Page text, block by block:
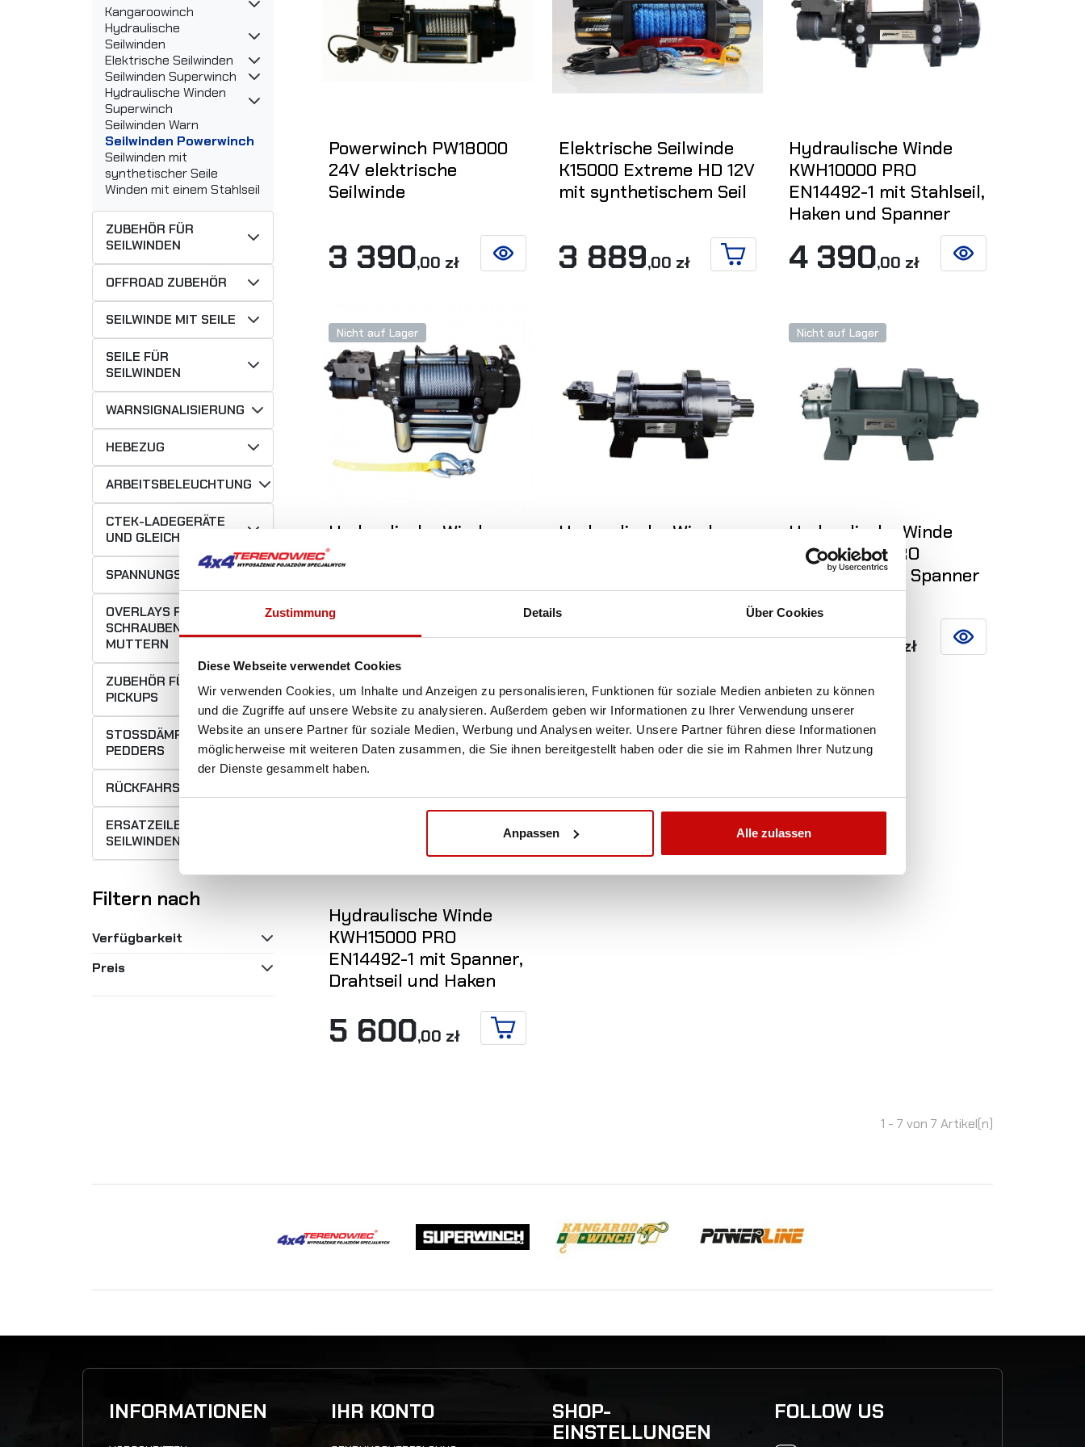
Zustimmung Details Über Cookies
Diese Webseite verwendet Cookies
Wir verwenden Cookies, um Inhalte und Anzeigen zu personalisieren, Funktionen für soziale Medien anbieten zu können
und die Zugriffe auf unsere Website zu analysieren. Außerdem geben wir Informationen zu Ihrer Verwendung unserer
Website an unsere Partner für soziale Medien, Werbung und Analysen weiter. Unsere Partner führen diese Informationen
möglicherweise mit weiteren Daten zusammen, die Sie ihnen bereitgestellt haben oder die sie im Rahmen Ihrer Nutzung
der Dienste gesammelt haben.
Anpassen Alle zulassen
Kangaroowinch
Hydraulische
Seilwinden
Elektrische Seilwinden
Seilwinden Superwinch
Hydraulische Winden
Superwinch
Seilwinden Warn
Seilwinden Powerwinch
Seilwinden mit
synthetischer Seile
Winden mit einem Stahlseil
ZUBEHÖR FÜR
SEILWINDEN
OFFROAD ZUBEHÖR
SEILWINDE MIT SEILE
SEILE FÜR
SEILWINDEN
WARNSIGNALISIERUNG
HEBEZUG
ARBEITSBELEUCHTUNG
CTEK-LADEGERÄTE
UND GLEICHRICHTER
SPANNUNGSMANAGEMENTSYSTEM
OVERLAYS FÜR
SCHRAUBEN UND
MUTTERN
ZUBEHÖR FÜR
PICKUPS
STOSSDÄMPFER P
EDDERS
RÜCKFAHRSENSOR
ERSATZEILE FÜR
SEILWINDEN
Filtern nach
Verfügbarkeit
Preis
Powerwinch PW18000
24V elektrische
Seilwinde
3 390,00 zł SIEHE DETAILS
Elektrische Seilwinde
K15000 Extreme HD 12V
mit synthetischem Seil
3 889,00 zł
IN DEN WARENKORB
Hydraulische Winde
KWH10000 PRO
EN14492-1 mit Stahlseil,
Haken und Spanner
4 390,00 zł SIEHE DETAILS
Nicht auf Lager
Hydraulische Winde
KWH8000 PRO
Haken und Spanner
4 100
Hydraulische Winde
15 265
Nicht auf Lager
Hydraulische Winde
PWH20000 PRO
EN14492-1 mit Spanner
11 772 ,00 zł SIEHE DETAILS
Hydraulische Winde
KWH15000 PRO
EN14492-1 mit Spanner,
Drahtseil und Haken
5 600,00 zł
IN DEN WARENKORB
1 - 7 von 7 Artikel(n)
INFORMATIONEN IHR KONTO
SHOP-
EINSTELLUNGEN
FOLLOW US